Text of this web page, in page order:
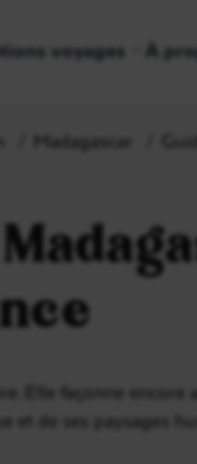
voyages À
Madagascar
Elle façonne
et de ses paysages